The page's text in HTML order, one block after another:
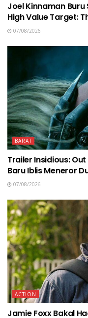
Joel Kinnaman
High Value Target:
07/08/2026
BARAT
Trailer Insidious:
Baru Iblis Meneror
07/08/2026
ACTION
Jamie Foxx Bakal